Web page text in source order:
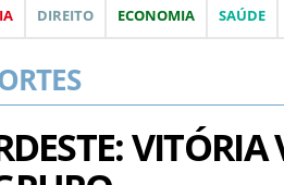
DIREITO ECONOMIA SAÚDE
VITÓRIA